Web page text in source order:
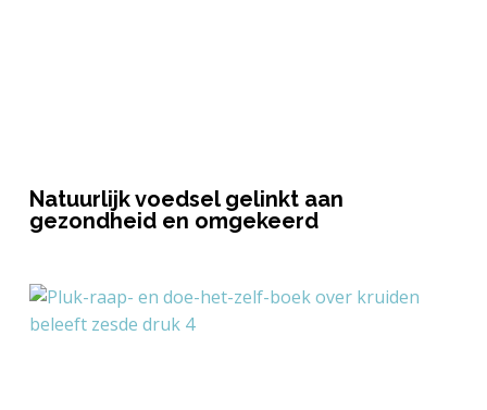
Natuurlijk voedsel gelinkt aan
gezondheid en omgekeerd